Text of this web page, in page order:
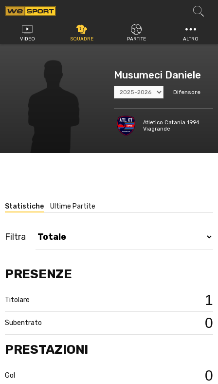
Vai
al
contenuto
VIDEO SQUADRE PARTITE ALTRO
Musumeci Daniele
Difensore
Atletico Catania 1994
Viagrande
Statistiche Ultime Partite
Filtra
PRESENZE
Titolare 1
Subentrato 0
PRESTAZIONI
Gol 0